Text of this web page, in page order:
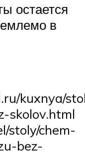
остается
в
kuxnya/
skolov.html
stoly/chem-
bez-